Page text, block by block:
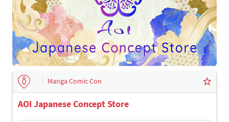
Manga Comic Con
AOI Japanese Concept Store